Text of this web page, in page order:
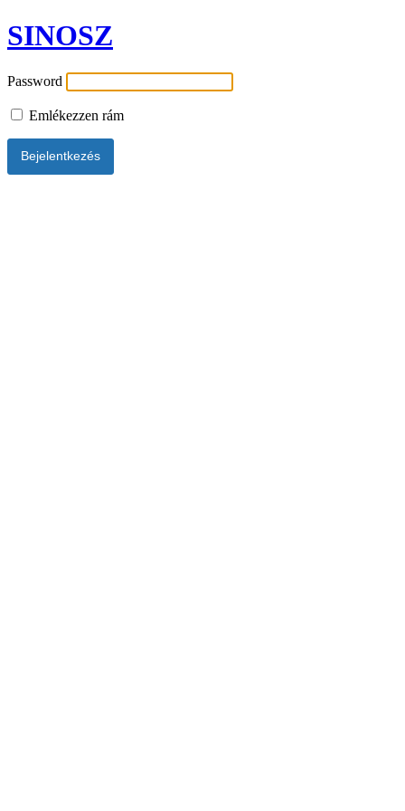
SINOSZ
Password
Emlékezzen rám